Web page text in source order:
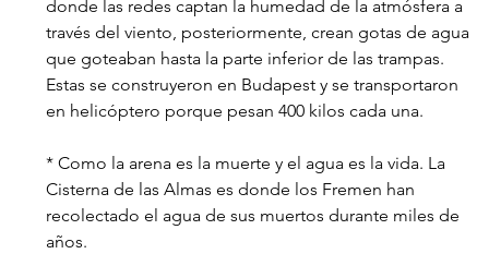
donde las redes captan la humedad de la atmósfera a
través del viento, posteriormente, crean gotas de agua
que goteaban hasta la parte inferior de las trampas.
Estas se construyeron en Budapest y se transportaron
en helicóptero porque pesan 400 kilos cada una.
* Como la arena es la muerte y el agua es la vida. La
Cisterna de las Almas es donde los Fremen han
recolectado el agua de sus muertos durante miles de
años.